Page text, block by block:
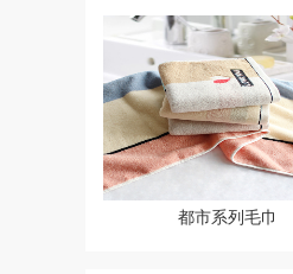
都市系列毛巾